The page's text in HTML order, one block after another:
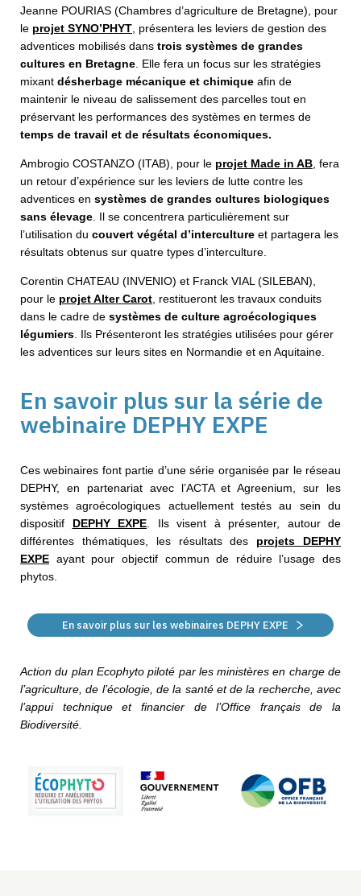
Jeanne POURIAS (Chambres d’agriculture de Bretagne), pour
le projet SYNO’PHYT , présentera les leviers de gestion des
adventices mobilisés dans trois systèmes de grandes
cultures en Bretagne . Elle fera un focus sur les stratégies
mixant désherbage mécanique et chimique afin de
maintenir le niveau de salissement des parcelles tout en
préservant les performances des systèmes en termes de
temps de travail et de résultats économiques.
Ambrogio COSTANZO (ITAB), pour le projet Made in AB , fera
un retour d’expérience sur les leviers de lutte contre les
adventices en systèmes de grandes cultures biologiques
sans élevage . Il se concentrera particulièrement sur
l’utilisation du couvert végétal d’interculture et partagera les
résultats obtenus sur quatre types d’interculture.
Corentin CHATEAU (INVENIO) et Franck VIAL (SILEBAN),
pour le projet Alter Carot , restitueront les travaux conduits
dans le cadre de systèmes de culture agroécologiques
légumiers . Ils Présenteront les stratégies utilisées pour gérer
les adventices sur leurs sites en Normandie et en Aquitaine.
En savoir plus sur la série de
webinaire DEPHY EXPE
Ces webinaires font partie d’une série organisée par le réseau
DEPHY, en partenariat avec l’ACTA et Agreenium, sur les
systèmes agroécologiques actuellement testés au sein du
dispositif DEPHY EXPE . Ils visent à présenter, autour de
différentes thématiques, les résultats des projets DEPHY
EXPE ayant pour objectif commun de réduire l’usage des
phytos.
En savoir plus sur les webinaires DEPHY EXPE
Action du plan Ecophyto piloté par les ministères en charge de
l’agriculture, de l’écologie, de la santé et de la recherche, avec
l’appui technique et financier de l’Office français de la
Biodiversité.